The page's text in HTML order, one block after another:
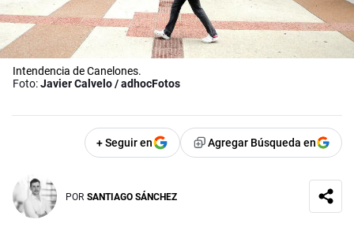
Intendencia de Canelones.
Foto:Javier Calvelo / adhocFotos
+ Seguir en Agregar Búsqueda en
POR SANTIAGO SÁNCHEZ